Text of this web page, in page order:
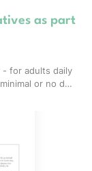
as part
- for adults daily
or no d…